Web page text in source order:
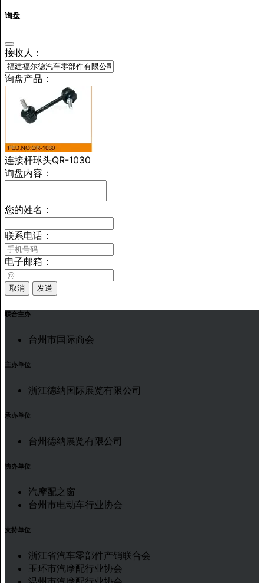
询盘
接收人：
询盘产品：
连接杆球头QR-1030
询盘内容：
您的姓名：
联系电话：
电子邮箱：
取消 发送
联合主办
台州市国际商会
主办单位
浙江德纳国际展览有限公司
承办单位
台州德纳展览有限公司
协办单位
汽摩配之窗
台州市电动车行业协会
支持单位
浙江省汽车零部件产销联合会
玉环市汽摩配行业协会